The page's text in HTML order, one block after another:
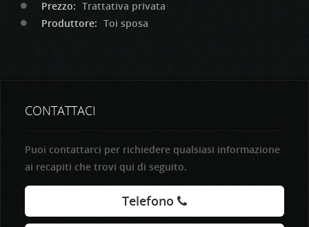
Prezzo: Trattativa privata
Produttore: Toi sposa
CONTATTACI
Puoi contattarci per richiedere qualsiasi informazione
ai recapiti che trovi qui di seguito.
Telefono